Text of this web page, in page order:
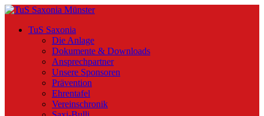
TuS Saxonia
Die Anlage
Dokumente & Downloads
Ansprechpartner
Unsere Sponsoren
Prävention
Ehrentafel
Vereinschronik